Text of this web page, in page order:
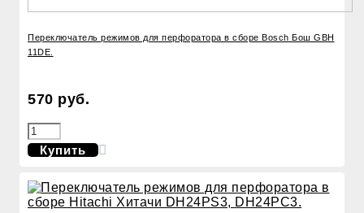
Переключатель режимов для перфоратора в сборе Bosch Бош GBH
11DE.
570 руб.
Купить